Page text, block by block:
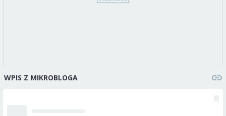
WPIS Z MIKROBLOGA